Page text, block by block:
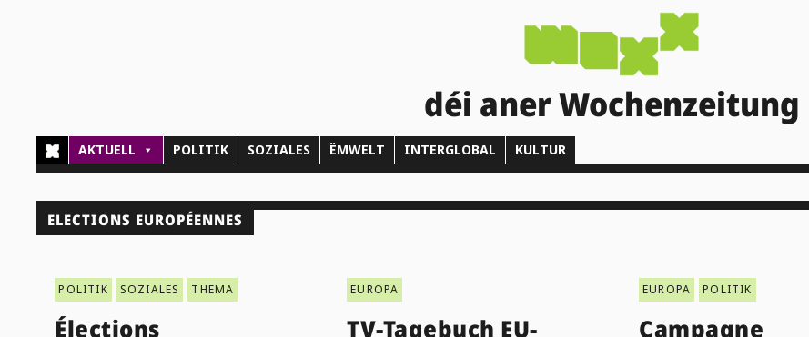
déi aner Wochenzeitung
AKTUELL POLITIK SOZIALES ËMWELT INTERGLOBAL KULTUR
ELECTIONS EUROPÉENNES
POLITIK SOZIALES THEMA
Élections
EUROPA
TV-Tagebuch EU-
EUROPA POLITIK
Campagne